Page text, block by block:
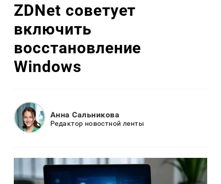
ZDNet советует
включить
восстановление
Windows
Анна Сальникова
Редактор новостной ленты